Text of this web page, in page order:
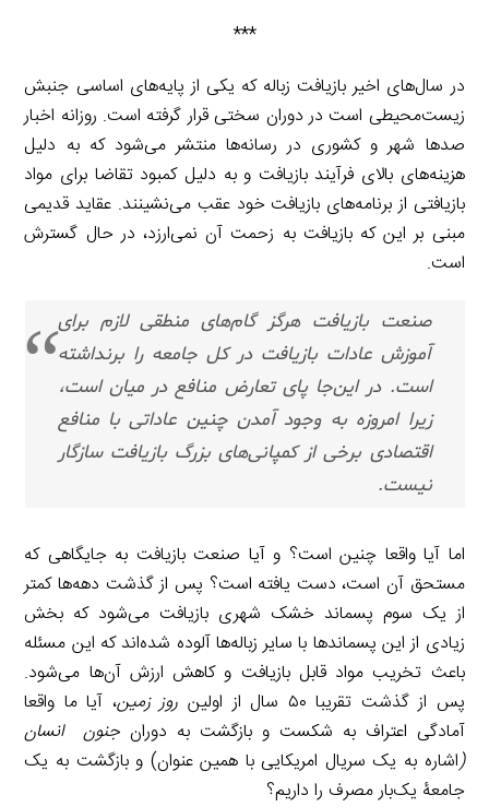
***
در سال‌های اخیر بازیافت زباله که یکی از پایه‌های اساسی جنبش
زیست‌محیطی است در دوران سختی قرار گرفته است. روزانه اخبار
صدها شهر و کشوری در رسانه‌ها منتشر می‌شود که به دلیل
هزینه‌های بالای فرآیند بازیافت و به دلیل کمبود تقاضا برای مواد
بازیافتی از برنامه‌های بازیافت خود عقب می‌نشینند. عقاید قدیمی
مبنی بر این که بازیافت به زحمت آن نمی‌ارزد، در حال گسترش
است.
صنعت بازیافت هرگز گام‌های منطقی لازم برای
آموزش عادات بازیافت در کل جامعه را برنداشته
است. در این‌جا پای تعارض منافع در میان است،
زیرا امروزه به وجود آمدن چنین عاداتی با منافع
اقتصادی برخی از کمپانی‌های بزرگ بازیافت سازگار
نیست.
اما آیا واقعا چنین است؟ و آیا صنعت بازیافت به جایگاهی که
مستحق آن است، دست یافته است؟ پس از گذشت دهه‌ها کمتر
از یک سوم پسماند خشک شهری بازیافت می‌شود که بخش
زیادی از این پسماندها با سایر زباله‌ها آلوده شده‌اند که این مسئله
باعث تخریب مواد قابل بازیافت و کاهش ارزش آن‌ها می‌شود.
پس از گذشت تقریبا ۵۰ سال از اولین
روز زمین، آیا ما واقعا
آمادگی اعتراف به شکست و بازگشت به دوران جنون
انسان
(اشاره به یک سریال امریکایی با همین عنوان) و بازگشت به یک
جامعۀ یک‌بار مصرف را داریم؟